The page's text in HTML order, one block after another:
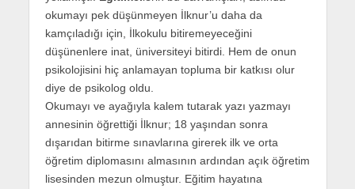
okumayı pek düşünmeyen İlknur’u daha da
kamçıladığı için, İlkokulu bitiremeyeceğini
düşünenlere inat, üniversiteyi bitirdi. Hem de onun
psikolojisini hiç anlamayan topluma bir katkısı olur
diye de psikolog oldu.
Okumayı ve ayağıyla kalem tutarak yazı yazmayı
annesinin öğrettiği İlknur; 18 yaşından sonra
dışarıdan bitirme sınavlarına girerek ilk ve orta
öğretim diplomasını almasının ardından açık öğretim
lisesinden mezun olmuştur. Eğitim hayatına